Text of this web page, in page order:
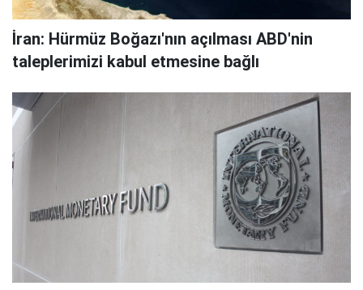
İran: Hürmüz Boğazı'nın açılması ABD'nin
taleplerimizi kabul etmesine bağlı